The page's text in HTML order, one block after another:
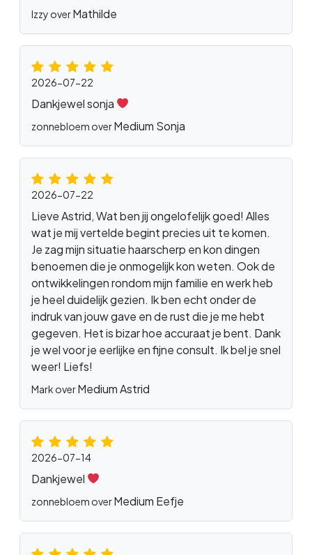
Izzy overMathilde
2026-07-22
Dankjewel sonja
zonnebloem overMedium Sonja
2026-07-22
Lieve Astrid, Wat ben jij ongelofelijk goed! Alles
wat je mij vertelde begint precies uit te komen.
Je zag mijn situatie haarscherp en kon dingen
benoemen die je onmogelijk kon weten. Ook de
ontwikkelingen rondom mijn familie en werk heb
je heel duidelijk gezien. Ik ben echt onder de
indruk van jouw gave en de rust die je me hebt
gegeven. Het is bizar hoe accuraat je bent. Dank
je wel voor je eerlijke en fijne consult. Ik bel je snel
weer! Liefs!
Mark overMedium Astrid
2026-07-14
Dankjewel
zonnebloem overMedium Eefje